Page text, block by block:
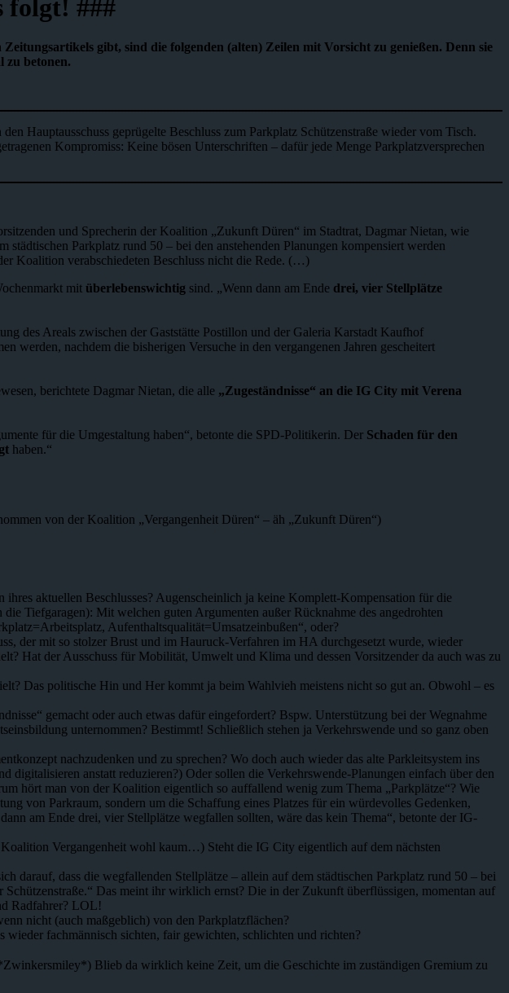
folgt! ###
gibt, sind die folgenden (alten) Zeilen mit Vorsicht zu genießen. Denn sie
zu betonen.
Hauptausschuss geprügelte Beschluss zum Parkplatz Schützenstraße wieder vom Tisch.
Kompromiss: Keine bösen Unterschriften – dafür jede Menge Parkplatzversprechen
und Sprecherin der Koalition „Zukunft Düren“ im Stadtrat, Dagmar Nietan, wie
Parkplatz rund 50 – bei den anstehenden Planungen kompensiert werden
Koalition verabschiedeten Beschluss nicht die Rede. (…)
mit überlebenswichtig sind. „Wenn dann am Ende drei, vier Stellplätze
des Areals zwischen der Gaststätte Postillon und der Galeria Karstadt Kaufhof
werden, nachdem die bisherigen Versuche in den vergangenen Jahren gescheitert
berichtete Dagmar Nietan, die alle „Zugeständnisse“ an die IG City mit Verena
für die Umgestaltung haben“, betonte die SPD-Politikerin. Der Schaden für den
haben.“
von der Koalition „Vergangenheit Düren“ – äh „Zukunft Düren“)
aktuellen Beschlusses? Augenscheinlich ja keine Komplett-Kompensation für die
Tiefgaragen): Mit welchen guten Argumenten außer Rücknahme des angedrohten
Aufenthaltsqualität=Umsatzeinbußen“, oder?
der mit so stolzer Brust und im Hauruck-Verfahren im HA durchgesetzt wurde, wieder
Hat der Ausschuss für Mobilität, Umwelt und Klima und dessen Vorsitzender da auch was zu
Das politische Hin und Her kommt ja beim Wahlvieh meistens nicht so gut an. Obwohl – es
gemacht oder auch etwas dafür eingefordert? Bspw. Unterstützung bei der Wegnahme
unternommen? Bestimmt! Schließlich stehen ja Verkehrswende und so ganz oben
nachzudenken und zu sprechen? Wo doch auch wieder das alte Parkleitsystem ins
anstatt reduzieren?) Oder sollen die Verkehrswende-Planungen einfach über den
hört man von der Koalition eigentlich so auffallend wenig zum Thema „Parkplätze“? Wie
von Parkraum, sondern um die Schaffung eines Platzes für ein würdevolles Gedenken,
am Ende drei, vier Stellplätze wegfallen sollten, wäre das kein Thema“, betonte der IG-
Vergangenheit wohl kaum…) Steht die IG City eigentlich auf dem nächsten
darauf, dass die wegfallenden Stellplätze – allein auf dem städtischen Parkplatz rund 50 – bei
Das meint ihr wirklich ernst? Die in der Zukunft überflüssigen, momentan auf
Radfahrer? LOL!
nicht (auch maßgeblich) von den Parkplatzflächen?
fachmännisch sichten, fair gewichten, schlichten und richten?
Blieb da wirklich keine Zeit, um die Geschichte im zuständigen Gremium zu